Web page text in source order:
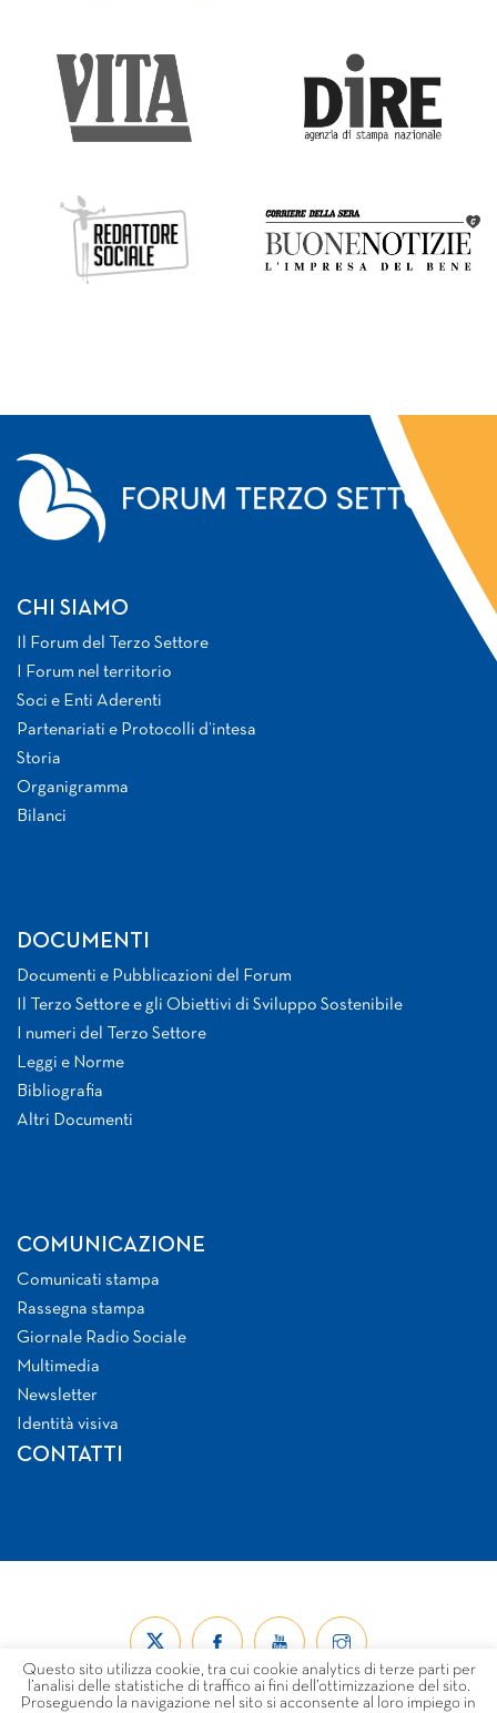
CHI SIAMO
Il Forum del Terzo Settore
I Forum nel territorio
Soci e Enti Aderenti
Partenariati e Protocolli d’intesa
Storia
Organigramma
Bilanci
DOCUMENTI
Documenti e Pubblicazioni del Forum
Il Terzo Settore e gli Obiettivi di Sviluppo Sostenibile
I numeri del Terzo Settore
Leggi e Norme
Bibliografia
Altri Documenti
COMUNICAZIONE
Comunicati stampa
Rassegna stampa
Giornale Radio Sociale
Multimedia
Newsletter
Identità visiva
CONTATTI
Questo sito utilizza cookie, tra cui cookie analytics di terze parti per
l’analisi delle statistiche di traffico ai fini dell’ottimizzazione del sito.
Proseguendo la navigazione nel sito si acconsente al loro impiego in